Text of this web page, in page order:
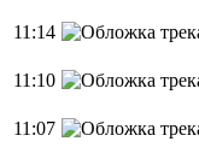
11:14
11:10
11:07